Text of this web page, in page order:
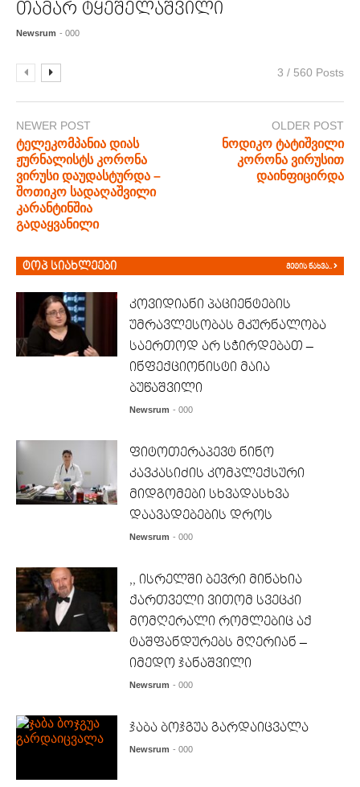
თამარ ტყეშელაშვილი
Newsrum - 000
3 / 560 Posts
NEWER POST
ტელეკომპანია დიას
ჟურნალისტს კორონა
ვირუსი დაუდასტურდა –
შოთიკო სადაღაშვილი
კარანტინშია
გადაყვანილი
OLDER POST
ნოდიკო ტატიშვილი
კორონა ვირუსით
დაინფიცირდა
ტოპ სიახლეები მეტის ნახვა..
კოვიდიანი პაციენტების
უმრავლესობას მკურნალობა
საერთოდ არ სჭირდებათ –
ინფექციონისტი მაია
ბუწაშვილი
Newsrum - 000
ფიტოთერაპევტ ნინო
კავკასიძის კომპლექსური
მიდგომები სხვადასხვა
დაავადებების დროს
Newsrum - 000
,, ისრელში ბევრი მინახია
ქართველი ვითომ სვეცკი
მომღერალი რომლებიც აქ
ტაშფანდურებს მღერიან –
იმედო ჯანაშვილი
Newsrum - 000
ჯაბა ბოჯგუა გარდაიცვალა
Newsrum - 000